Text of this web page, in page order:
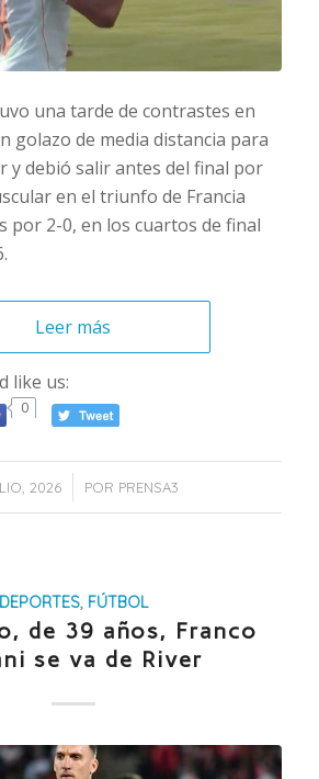
una tarde de contrastes en
golazo de media distancia para
y debió salir antes del final por
en el triunfo de Francia
por 2-0, en los cuartos de final
Leer más
like us:
0
2026
/ POR PRENSA3
DEPORTES, FÚTBOL
de 39 años, Franco
se va de River